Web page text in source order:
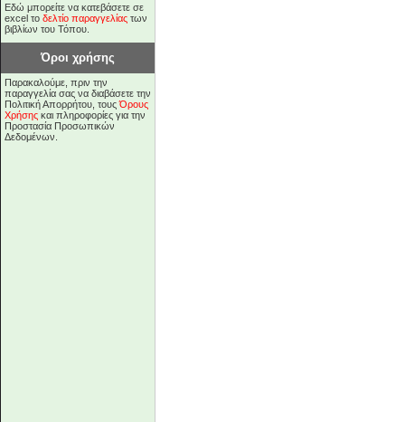
Εδώ μπορείτε να κατεβάσετε σε
excel το δελτίο παραγγελίας των
βιβλίων του Τόπου.
Όροι χρήσης
Παρακαλούμε, πριν την
παραγγελία σας να διαβάσετε την
Πολιτική Απορρήτου, τουςΌρους
Χρήσης και πληροφορίες για την
Προστασία Προσωπικών
Δεδομένων.